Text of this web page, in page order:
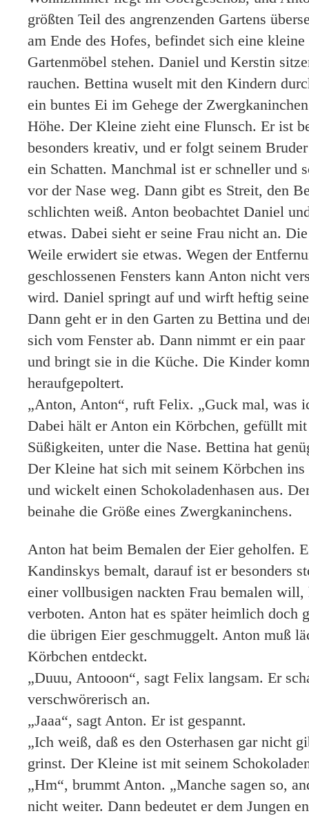
größten Teil des angrenzenden Gartens
am Ende des Hofes, befindet sich eine kleine
Gartenmöbel stehen. Daniel und Kerstin
rauchen. Bettina wuselt mit den Kindern
ein buntes Ei im Gehege der
Höhe. Der Kleine zieht eine Flunsch. Er ist
besonders kreativ, und er folgt seinem
ein Schatten. Manchmal ist er schneller und
vor der Nase weg. Dann gibt es Streit, den
schlichten weiß. Anton beobachtet Daniel
etwas. Dabei sieht er seine Frau nicht an.
Weile erwidert sie etwas. Wegen der
geschlossenen Fensters kann Anton nicht
wird. Daniel springt auf und wirft heftig
Dann geht er in den Garten zu Bettina und
sich vom Fenster ab. Dann nimmt er ein
und bringt sie in die Küche. Die Kinder
heraufgepoltert.
„Anton, Anton“, ruft Felix. „Guck mal, was
Dabei hält er Anton ein Körbchen, gefüllt
Süßigkeiten, unter die Nase. Bettina hat
Der Kleine hat sich mit seinem Körbchen
und wickelt einen Schokoladenhasen aus.
beinahe die Größe eines Zwergkaninchens.
Anton hat beim Bemalen der Eier geholfen.
Kandinskys bemalt, darauf ist er besonders
einer vollbusigen nackten Frau bemalen
verboten. Anton hat es später heimlich doch
die übrigen Eier geschmuggelt. Anton muß
Körbchen entdeckt.
„Duuu, Antooon“, sagt Felix langsam. Er
verschwörerisch an.
„Jaaa“, sagt Anton. Er ist gespannt.
„Ich weiß, daß es den Osterhasen gar nicht
grinst. Der Kleine ist mit seinem
„Hm“, brummt Anton. „Manche sagen so,
nicht weiter. Dann bedeutet er dem Jungen